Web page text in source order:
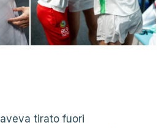
aveva tirato fuori